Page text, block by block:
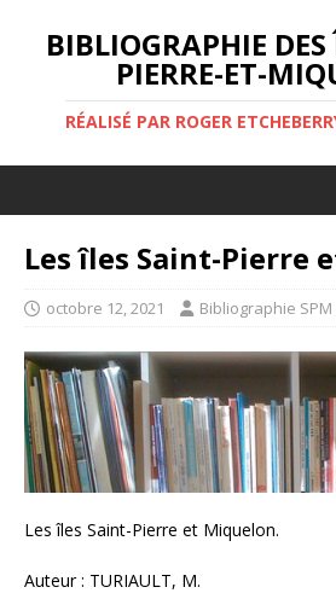
BIBLIOGRAPHIE
PIERRE-ET-
RÉALISÉ PAR ROGER
Les îles Saint-Pierre
octobre 12, 2021 Bibliographie SPM
Les îles Saint-Pierre et Miquelon.
Auteur : TURIAULT, M.